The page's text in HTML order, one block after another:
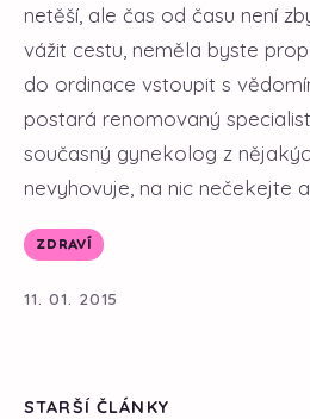
netěší, ale čas od času není
vážit cestu, neměla byste
do ordinace vstoupit s
postará renomovaný
současný gynekolog z
nevyhovuje, na nic nečekejte
ZDRAVÍ
11. 01. 2015
STARŠÍ ČLÁNKY